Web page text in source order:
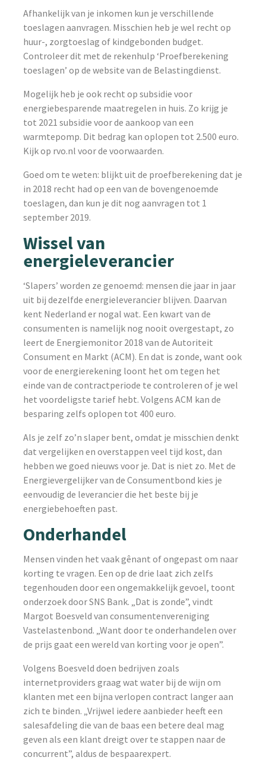
Afhankelijk van je inkomen kun je verschillende
toeslagen aanvragen. Misschien heb je wel recht op
huur-, zorgtoeslag of kindgebonden budget.
Controleer dit met de rekenhulp ‘Proefberekening
toeslagen’ op de website van de Belastingdienst.
Mogelijk heb je ook recht op subsidie voor
energiebesparende maatregelen in huis. Zo krijg je
tot 2021 subsidie voor de aankoop van een
warmtepomp. Dit bedrag kan oplopen tot 2.500 euro.
Kijk op rvo.nl voor de voorwaarden.
Goed om te weten: blijkt uit de proefberekening dat je
in 2018 recht had op een van de bovengenoemde
toeslagen, dan kun je dit nog aanvragen tot 1
september 2019.
Wissel van
energieleverancier
‘Slapers’ worden ze genoemd: mensen die jaar in jaar
uit bij dezelfde energieleverancier blijven. Daarvan
kent Nederland er nogal wat. Een kwart van de
consumenten is namelijk nog nooit overgestapt, zo
leert de Energiemonitor 2018 van de Autoriteit
Consument en Markt (ACM). En dat is zonde, want ook
voor de energierekening loont het om tegen het
einde van de contractperiode te controleren of je wel
het voordeligste tarief hebt. Volgens ACM kan de
besparing zelfs oplopen tot 400 euro.
Als je zelf zo’n slaper bent, omdat je misschien denkt
dat vergelijken en overstappen veel tijd kost, dan
hebben we goed nieuws voor je. Dat is niet zo. Met de
Energievergelijker van de Consumentbond kies je
eenvoudig de leverancier die het beste bij je
energiebehoeften past.
Onderhandel
Mensen vinden het vaak gênant of ongepast om naar
korting te vragen. Een op de drie laat zich zelfs
tegenhouden door een ongemakkelijk gevoel, toont
onderzoek door SNS Bank. „Dat is zonde”, vindt
Margot Boesveld van consumentenvereniging
Vastelastenbond. „Want door te onderhandelen over
de prijs gaat een wereld van korting voor je open”.
Volgens Boesveld doen bedrijven zoals
internetproviders graag wat water bij de wijn om
klanten met een bijna verlopen contract langer aan
zich te binden. „Vrijwel iedere aanbieder heeft een
salesafdeling die van de baas een betere deal mag
geven als een klant dreigt over te stappen naar de
concurrent”, aldus de bespaarexpert.